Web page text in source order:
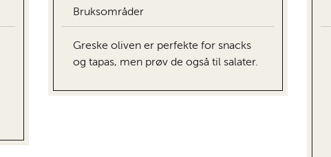
Bruksområder
Greske oliven er perfekte for snacks
og tapas, men prøv de også til salater.